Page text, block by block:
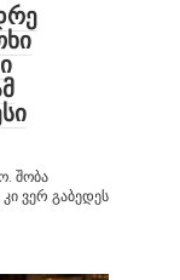
შობა
ვერ გაბედეს